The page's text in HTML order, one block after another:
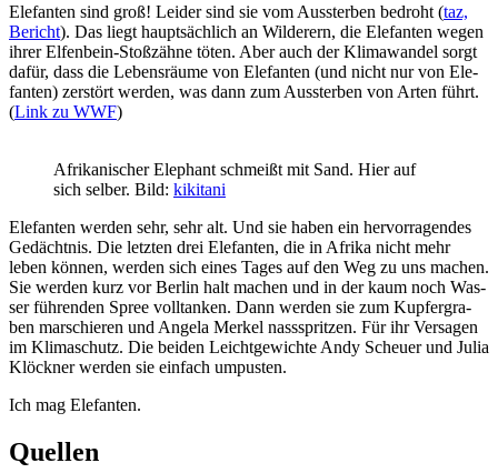
Ele­fan­ten sind groß! Lei­der sind sie vom Aus­ster­ben bedroht (taz,
Bericht). Das liegt haupt­säch­lich an Wil­de­rern, die Ele­fan­ten wegen
ihrer Elfen­bein-Stoß­zäh­ne töten. Aber auch der Kli­ma­wan­del sorgt
dafür, dass die Lebens­räu­me von Ele­fan­ten (und nicht nur von Ele­
fan­ten) zer­stört wer­den, was dann zum Aus­ster­ben von Arten führt.
(Link zu WWF)
Afri­ka­ni­scher Ele­phant schmeißt mit Sand. Hier auf
sich sel­ber. Bild: kiki­ta­ni
Ele­fan­ten wer­den sehr, sehr alt. Und sie haben ein her­vor­ra­gen­des
Gedächt­nis. Die letz­ten drei Ele­fan­ten, die in Afri­ka nicht mehr
leben kön­nen, wer­den sich eines Tages auf den Weg zu uns machen.
Sie wer­den kurz vor Ber­lin halt machen und in der kaum noch Was­
ser füh­ren­den Spree voll­tan­ken. Dann wer­den sie zum Kup­fer­gra­
ben mar­schie­ren und Ange­la Mer­kel nass­sprit­zen. Für ihr Ver­sa­gen
im Kli­ma­schutz. Die bei­den Leicht­ge­wich­te Andy Scheu­er und Julia
Klöck­ner wer­den sie ein­fach umpusten.
Ich mag Elefanten.
Quellen